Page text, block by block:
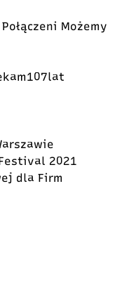
Możemy
2021
dla Firm